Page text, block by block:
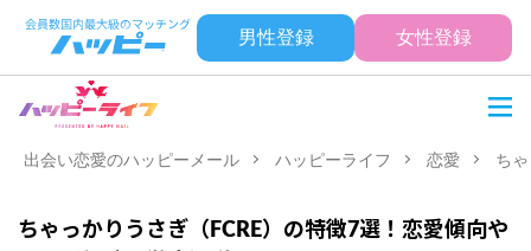
男性登録 女性登録
出会い恋愛のハッピーメール ハッピーライフ 恋愛 ち
ちゃっかりうさぎ（FCRE）の特徴7選！恋愛傾向や